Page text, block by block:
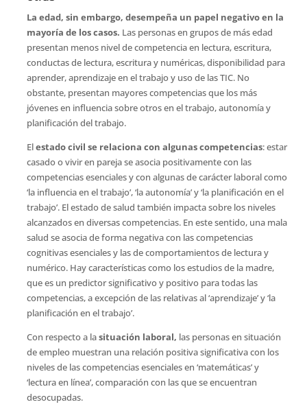
La edad, sin embargo, desempeña un papel negativo en la
mayoría de los casos. Las personas en grupos de más edad
presentan menos nivel de competencia en lectura, escritura,
conductas de lectura, escritura y numéricas, disponibilidad para
aprender, aprendizaje en el trabajo y uso de las TIC. No
obstante, presentan mayores competencias que los más
jóvenes en influencia sobre otros en el trabajo, autonomía y
planificación del trabajo.
Elestado civil se relaciona con algunas competencias: estar
casado o vivir en pareja se asocia positivamente con las
competencias esenciales y con algunas de carácter laboral como
‘la influencia en el trabajo’, ‘la autonomía’ y ‘la planificación en el
trabajo’. El estado de salud también impacta sobre los niveles
alcanzados en diversas competencias. En este sentido, una mala
salud se asocia de forma negativa con las competencias
cognitivas esenciales y las de comportamientos de lectura y
numérico. Hay características como los estudios de la madre,
que es un predictor significativo y positivo para todas las
competencias, a excepción de las relativas al ‘aprendizaje’ y ‘la
planificación en el trabajo’.
Con respecto a lasituación laboral, las personas en situación
de empleo muestran una relación positiva significativa con los
niveles de las competencias esenciales en ‘matemáticas’ y
‘lectura en línea’, comparación con las que se encuentran
desocupadas.